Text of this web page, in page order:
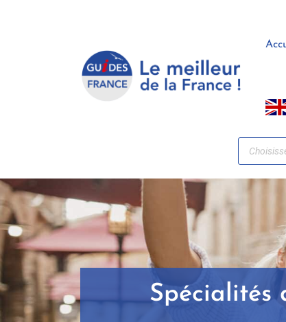
Spécialités